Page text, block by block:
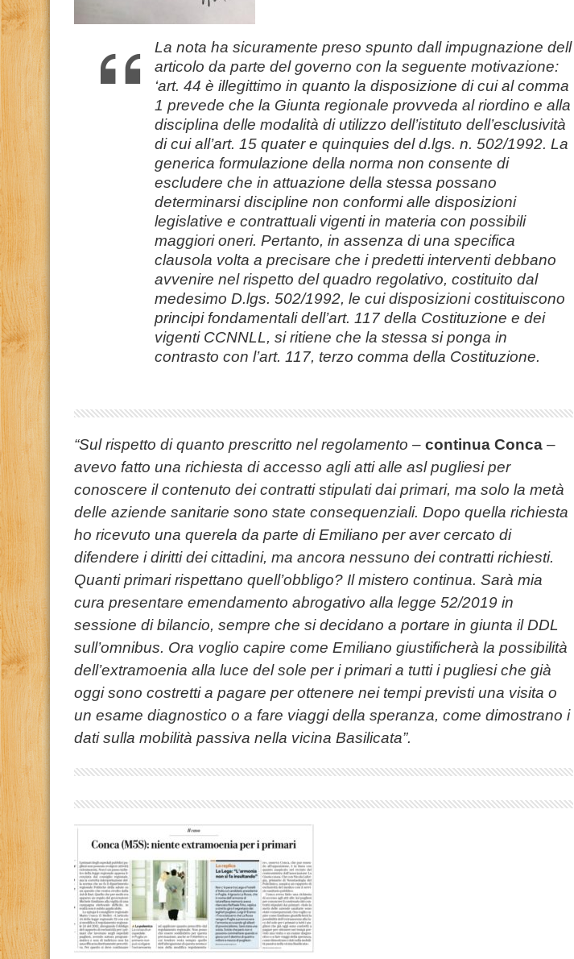
La nota ha sicuramente preso spunto dall impugnazione dell
articolo da parte del governo con la seguente motivazione:
‘art. 44 è illegittimo in quanto la disposizione di cui al comma
1 prevede che la Giunta regionale provveda al riordino e alla
disciplina delle modalità di utilizzo dell’istituto dell’esclusività
di cui all’art. 15 quater e quinquies del d.lgs. n. 502/1992. La
generica formulazione della norma non consente di
escludere che in attuazione della stessa possano
determinarsi discipline non conformi alle disposizioni
legislative e contrattuali vigenti in materia con possibili
maggiori oneri. Pertanto, in assenza di una specifica
clausola volta a precisare che i predetti interventi debbano
avvenire nel rispetto del quadro regolativo, costituito dal
medesimo D.lgs. 502/1992, le cui disposizioni costituiscono
principi fondamentali dell’art. 117 della Costituzione e dei
vigenti CCNNLL, si ritiene che la stessa si ponga in
contrasto con l’art. 117, terzo comma della Costituzione.
“Sul rispetto di quanto prescritto nel regolamento – continua Conca –
avevo fatto una richiesta di accesso agli atti alle asl pugliesi per
conoscere il contenuto dei contratti stipulati dai primari, ma solo la metà
delle aziende sanitarie sono state consequenziali. Dopo quella richiesta
ho ricevuto una querela da parte di Emiliano per aver cercato di
difendere i diritti dei cittadini, ma ancora nessuno dei contratti richiesti.
Quanti primari rispettano quell’obbligo? Il mistero continua. Sarà mia
cura presentare emendamento abrogativo alla legge 52/2019 in
sessione di bilancio, sempre che si decidano a portare in giunta il DDL
sull’omnibus. Ora voglio capire come Emiliano giustificherà la possibilità
dell’extramoenia alla luce del sole per i primari a tutti i pugliesi che già
oggi sono costretti a pagare per ottenere nei tempi previsti una visita o
un esame diagnostico o a fare viaggi della speranza, come dimostrano i
dati sulla mobilità passiva nella vicina Basilicata”.